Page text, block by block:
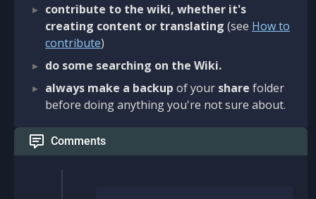
contribute to the wiki, whether it's
creating content or translating (see How to
contribute)
do some searching on the Wiki.
always make a backup of your share folder
before doing anything you're not sure about.
Comments